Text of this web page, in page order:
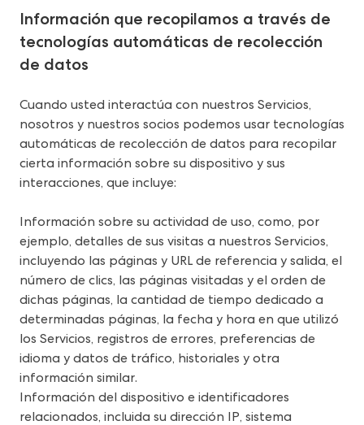
Información que recopilamos a través de
tecnologías automáticas de recolección
de datos
Cuando usted interactúa con nuestros Servicios,
nosotros y nuestros socios podemos usar tecnologías
automáticas de recolección de datos para recopilar
cierta información sobre su dispositivo y sus
interacciones, que incluye:
Información sobre su actividad de uso, como, por
ejemplo, detalles de sus visitas a nuestros Servicios,
incluyendo las páginas y URL de referencia y salida, el
número de clics, las páginas visitadas y el orden de
dichas páginas, la cantidad de tiempo dedicado a
determinadas páginas, la fecha y hora en que utilizó
los Servicios, registros de errores, preferencias de
idioma y datos de tráfico, historiales y otra
información similar.
Información del dispositivo e identificadores
relacionados, incluida su dirección IP, sistema